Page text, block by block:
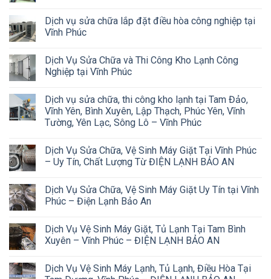
Dịch vụ sửa chữa lắp đặt điều hòa công nghiệp tại
Vĩnh Phúc
Dịch Vụ Sửa Chữa và Thi Công Kho Lạnh Công
Nghiệp tại Vĩnh Phúc
Dịch vụ sửa chữa, thi công kho lạnh tại Tam Đảo,
Vĩnh Yên, Bình Xuyên, Lập Thạch, Phúc Yên, Vĩnh
Tường, Yên Lạc, Sông Lô – Vĩnh Phúc
Dịch Vụ Sửa Chữa, Vệ Sinh Máy Giặt Tại Vĩnh Phúc
– Uy Tín, Chất Lượng Từ ĐIỆN LẠNH BẢO AN
Dịch Vụ Sửa Chữa, Vệ Sinh Máy Giặt Uy Tín tại Vĩnh
Phúc – Điện Lạnh Bảo An
Dịch Vụ Vệ Sinh Máy Giặt, Tủ Lạnh Tại Tam Bình
Xuyên – Vĩnh Phúc – ĐIỆN LẠNH BẢO AN
Dịch Vụ Vệ Sinh Máy Lạnh, Tủ Lạnh, Điều Hòa Tại